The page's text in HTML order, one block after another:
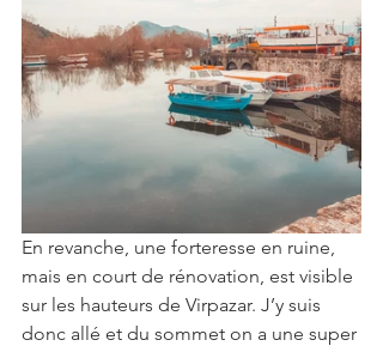
En revanche, une forteresse en ruine,
mais en court de rénovation, est visible
sur les hauteurs de Virpazar. J’y suis
donc allé et du sommet on a une super